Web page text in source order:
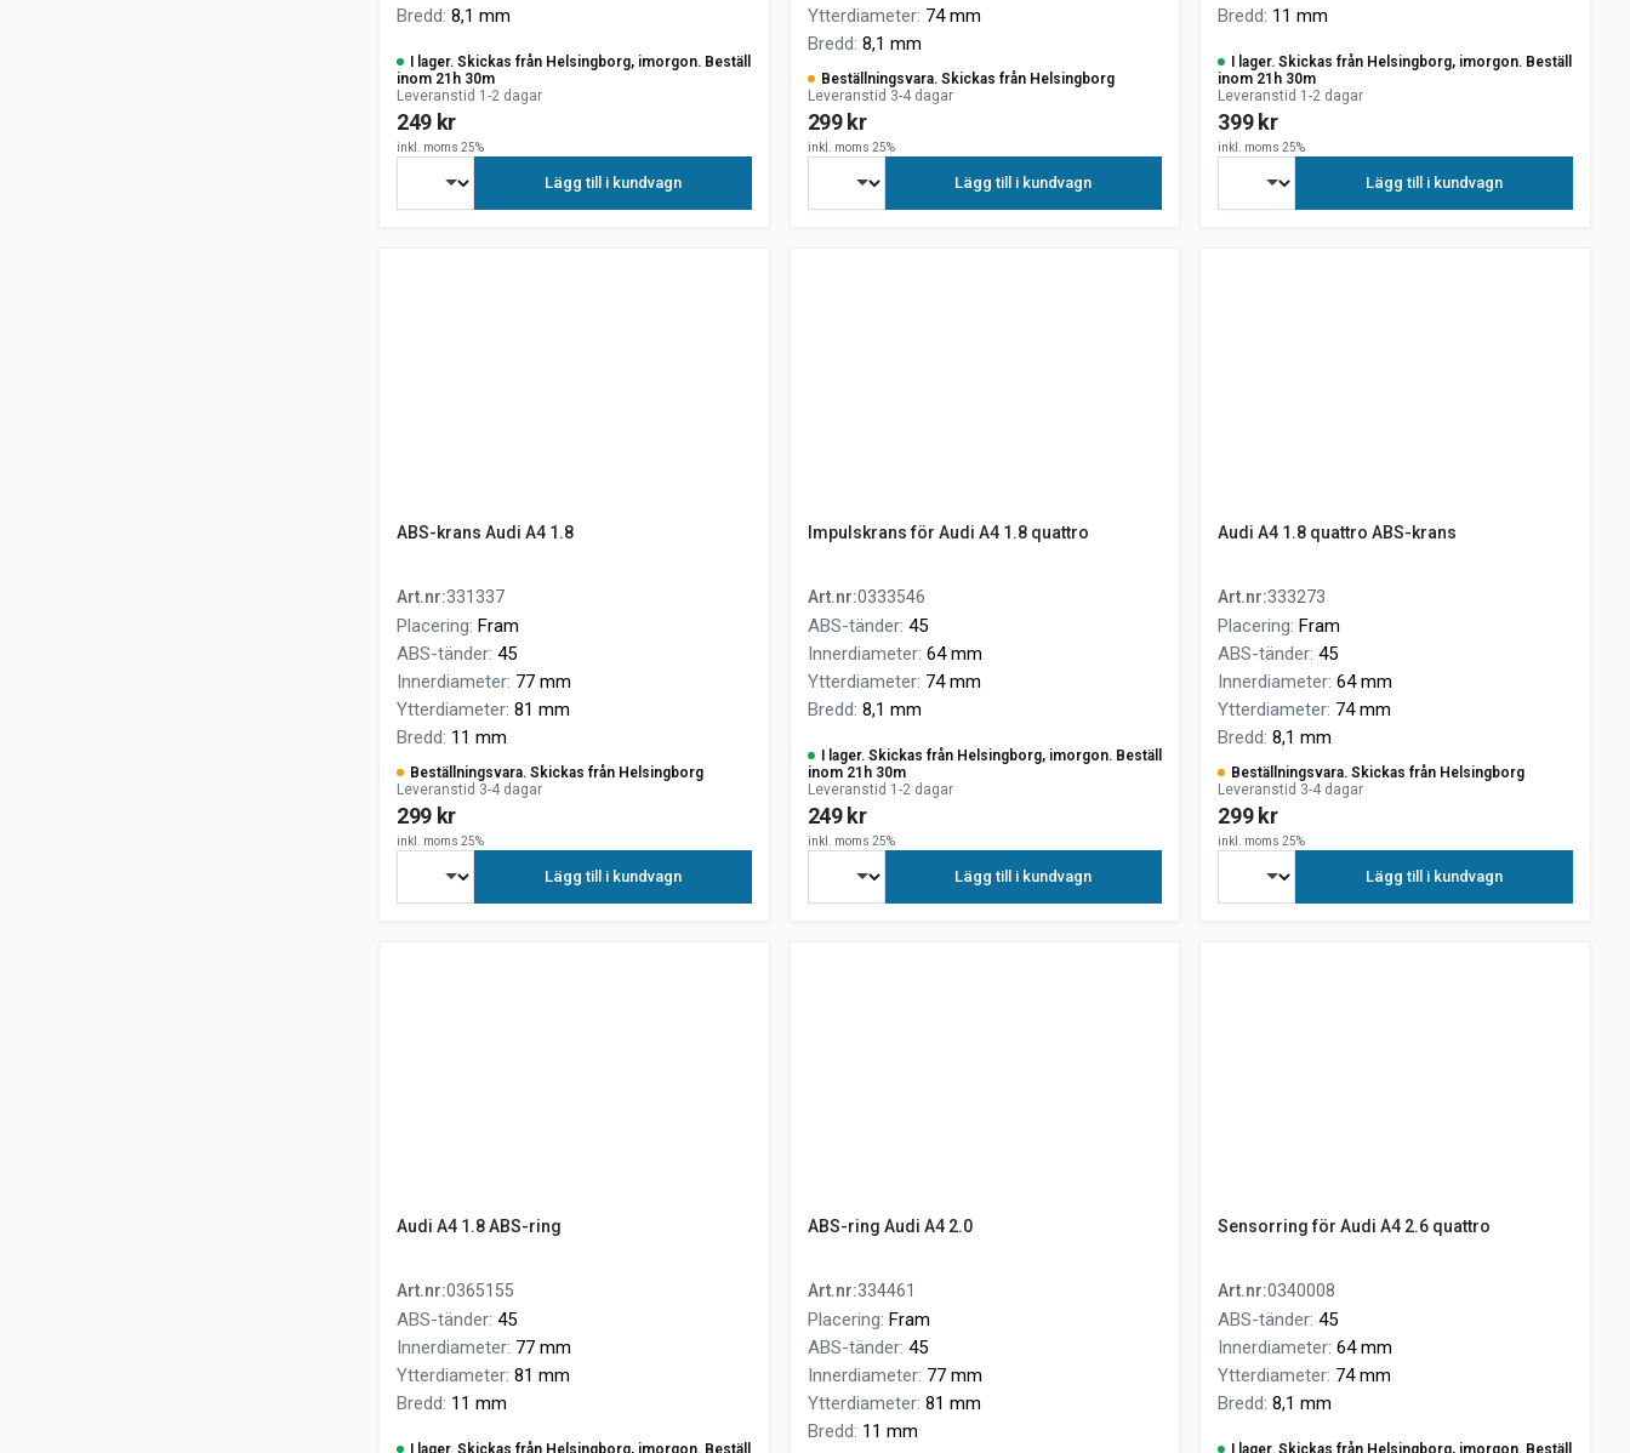
Bredd: 8,1 mm
I lager. Skickas från Helsingborg, imorgon. Beställ
inom 21h 30m
Leveranstid 1-2 dagar
249 kr
inkl. moms 25%
Lägg till i kundvagn
Ytterdiameter: 74 mm
Bredd: 8,1 mm
Beställningsvara. Skickas från Helsingborg
Leveranstid 3-4 dagar
299 kr
inkl. moms 25%
Lägg till i kundvagn
Bredd: 11 mm
I lager. Skickas från Helsingborg, imorgon. Beställ
inom 21h 30m
Leveranstid 1-2 dagar
399 kr
inkl. moms 25%
Lägg till i kundvagn
ABS-krans Audi A4 1.8
Art.nr:331337
Placering: Fram
ABS-tänder: 45
Innerdiameter: 77 mm
Ytterdiameter: 81 mm
Bredd: 11 mm
Beställningsvara. Skickas från Helsingborg
Leveranstid 3-4 dagar
299 kr
inkl. moms 25%
Lägg till i kundvagn
Impulskrans för Audi A4 1.8 quattro
Art.nr:0333546
ABS-tänder: 45
Innerdiameter: 64 mm
Ytterdiameter: 74 mm
Bredd: 8,1 mm
I lager. Skickas från Helsingborg, imorgon. Beställ
inom 21h 30m
Leveranstid 1-2 dagar
249 kr
inkl. moms 25%
Lägg till i kundvagn
Audi A4 1.8 quattro ABS-krans
Art.nr:333273
Placering: Fram
ABS-tänder: 45
Innerdiameter: 64 mm
Ytterdiameter: 74 mm
Bredd: 8,1 mm
Beställningsvara. Skickas från Helsingborg
Leveranstid 3-4 dagar
299 kr
inkl. moms 25%
Lägg till i kundvagn
Audi A4 1.8 ABS-ring
Art.nr:0365155
ABS-tänder: 45
Innerdiameter: 77 mm
Ytterdiameter: 81 mm
Bredd: 11 mm
I lager. Skickas från Helsingborg, imorgon. Beställ
ABS-ring Audi A4 2.0
Art.nr:334461
Placering: Fram
ABS-tänder: 45
Innerdiameter: 77 mm
Ytterdiameter: 81 mm
Bredd: 11 mm
Sensorring för Audi A4 2.6 quattro
Art.nr:0340008
ABS-tänder: 45
Innerdiameter: 64 mm
Ytterdiameter: 74 mm
Bredd: 8,1 mm
I lager. Skickas från Helsingborg, imorgon. Beställ